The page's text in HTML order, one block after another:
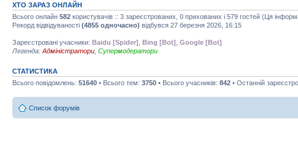
ХТО ЗАРАЗ ОНЛАЙН
Всього онлайн 582 користувачів :: 3 зареєстрованих, 0 прихованих і 579 гостей (Ця
Рекорд відвідуваності (4855 одночасно) відбувся 27 березня 2026, 16:15
Зареєстровані учасники: Baidu [Spider] Bing [Bot] Google [Bot]
Легенда: Адміністратори Супермодератори
СТАТИСТИКА
Всього повідомлень: 51640 • Всього тем: 3750 • Всього учасників: 842 • Останній
Список форумів